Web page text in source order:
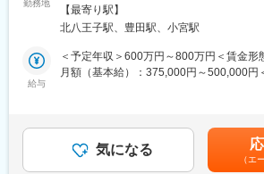
■同社の特徴：
・安定した経営母体…医療業界における様
・アットホームな社風…社員同士の横の
と、役員陣が自社営業の顔と名前を覚え
6日間の導入研修後、製品研修、現場での
Customer Operationsの基盤づくりに携わ
本ポジションは、一般的なメディカルイ
加え、CRM・ナレッジ管理・業務改善な
・医療機関・営業からのお問い合わせ対応
・社内関係部署（ラボ・品質・営業等）
・問い合わせ内容・回答内容のCRMへの
勤務地
あり変更の範囲：会社の定める事業所（
【最寄り駅】
北八王子駅、豊田駅、小宮駅
給与
＜予定年収＞600万円～800万円＜賃金形
月額（基本給）：375,000円～500,000円
気になる
（エ